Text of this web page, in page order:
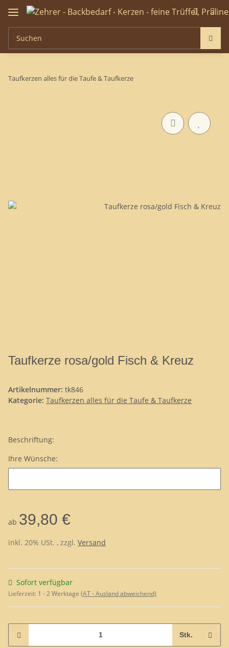
Taufkerzen alles für die Taufe & Taufkerze
Taufkerze rosa/gold Fisch & Kreuz
Artikelnummer: tk846
Kategorie: Taufkerzen alles für die Taufe & Taufkerze
Beschriftung:
Ihre Wünsche:
ab 39,80 €
inkl. 20% USt. , zzgl. Versand
Sofort verfügbar
Lieferzeit: 1 - 2 Werktage (AT - Ausland abweichend)
Stk.